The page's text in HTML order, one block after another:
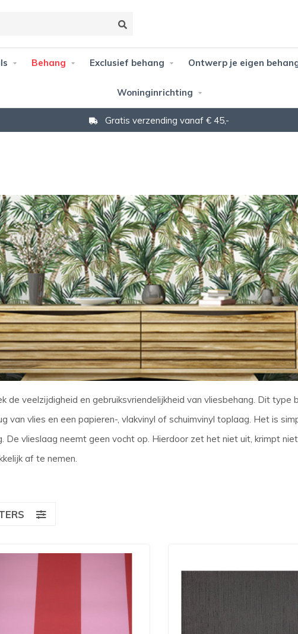
Behang Exclusief behang Ontwerp je eigen
Woninginrichting
Gratis verzending vanaf € 45,-
de veelzijdigheid en gebruiksvriendelijkheid van vliesbehang. Dit
van vlies en een papieren-, vlakvinyl of schuimvinyl toplaag. Het is
De vlieslaag neemt geen vocht op. Hierdoor zet het niet uit, krimpt
af te nemen.